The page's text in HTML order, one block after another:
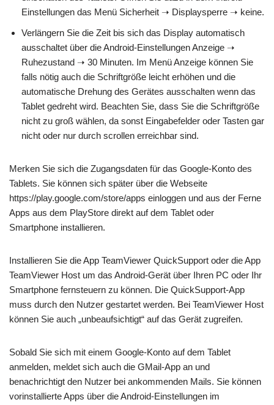
Einstellungen das Menü Sicherheit ➝ Displaysperre ➝ keine.
Verlängern Sie die Zeit bis sich das Display automatisch
ausschaltet über die Android-Einstellungen Anzeige ➝
Ruhezustand ➝ 30 Minuten. Im Menü Anzeige können Sie
falls nötig auch die Schriftgröße leicht erhöhen und die
automatische Drehung des Gerätes ausschalten wenn das
Tablet gedreht wird. Beachten Sie, dass Sie die Schriftgröße
nicht zu groß wählen, da sonst Eingabefelder oder Tasten gar
nicht oder nur durch scrollen erreichbar sind.
Merken Sie sich die Zugangsdaten für das Google-Konto des
Tablets. Sie können sich später über die Webseite
https://play.google.com/store/apps einloggen und aus der Ferne
Apps aus dem PlayStore direkt auf dem Tablet oder
Smartphone installieren.
Installieren Sie die App TeamViewer QuickSupport oder die App
TeamViewer Host um das Android-Gerät über Ihren PC oder Ihr
Smartphone fernsteuern zu können. Die QuickSupport-App
muss durch den Nutzer gestartet werden. Bei TeamViewer Host
können Sie auch „unbeaufsichtigt“ auf das Gerät zugreifen.
Sobald Sie sich mit einem Google-Konto auf dem Tablet
anmelden, meldet sich auch die GMail-App an und
benachrichtigt den Nutzer bei ankommenden Mails. Sie können
vorinstallierte Apps über die Android-Einstellungen im